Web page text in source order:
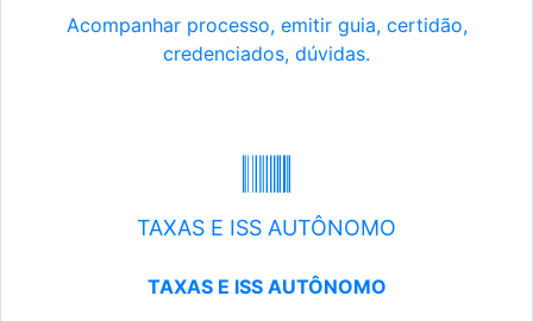
Acompanhar processo, emitir guia, certidão,
credenciados, dúvidas.
TAXAS E ISS AUTÔNOMO
TAXAS E ISS AUTÔNOMO